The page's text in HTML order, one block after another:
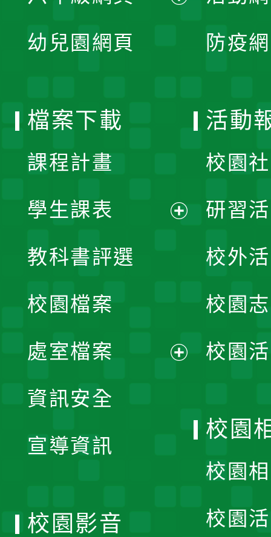
開
幼兒園網頁 防疫
檔案下載
課程計畫
學生課表
單
教科書評選
校園檔案
處室檔案
資訊安全
宣導資訊
活動
校園
研習
校外
校園
校園
校園
校園
校園
校園影音